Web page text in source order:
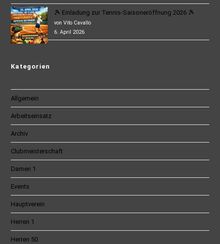
🎾 Einladung zur Tennis-Saisoneröffnung 2026 🎾
von Vito Cavallo
6. April 2026
Kategorien
Allgemein
Arbeitseinsatz
Archiv
Clubmeisterschaft
Damen 1
Events
Hauptverein
Herren 1
Herren 50